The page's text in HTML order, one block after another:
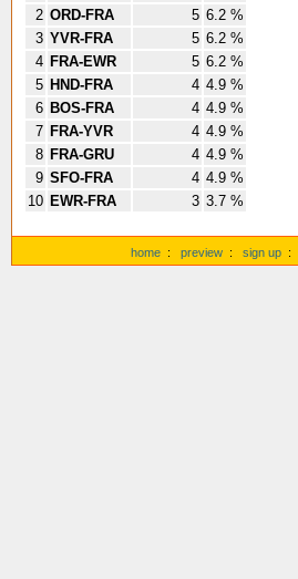
2 ORD-FRA 5 6.2 %
3 YVR-FRA 5 6.2 %
4 FRA-EWR 5 6.2 %
5 HND-FRA 4 4.9 %
6 BOS-FRA 4 4.9 %
7 FRA-YVR 4 4.9 %
8 FRA-GRU 4 4.9 %
9 SFO-FRA 4 4.9 %
10 EWR-FRA 3 3.7 %
home : preview : sign up :